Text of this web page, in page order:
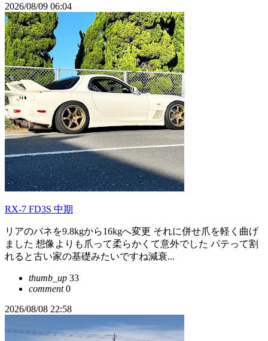
2026/08/09 06:04
RX-7 FD3S 中期
リアのバネを9.8kgから16kgへ変更 それに併せ爪を軽く曲げ
ました 想像よりも爪って柔らかくて意外でした パテって割
れると古い家の基礎みたいですね減衰...
thumb_up 33
comment0
2026/08/08 22:58